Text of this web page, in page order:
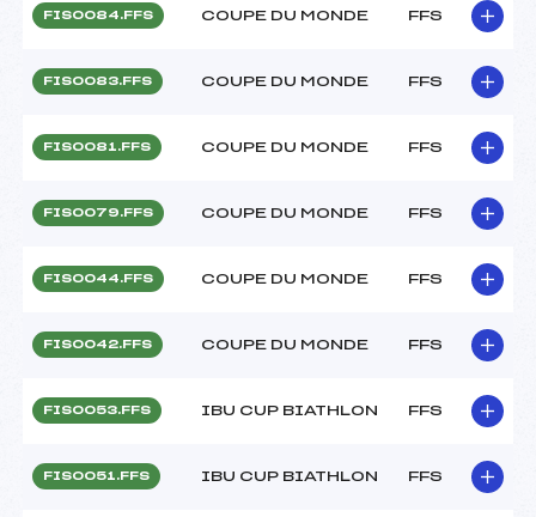
FIS0084.FFS COUPE DU MONDE FFS
FIS0083.FFS COUPE DU MONDE FFS
FIS0081.FFS COUPE DU MONDE FFS
FIS0079.FFS COUPE DU MONDE FFS
FIS0044.FFS COUPE DU MONDE FFS
FIS0042.FFS COUPE DU MONDE FFS
FIS0053.FFS IBU CUP BIATHLON FFS
FIS0051.FFS IBU CUP BIATHLON FFS